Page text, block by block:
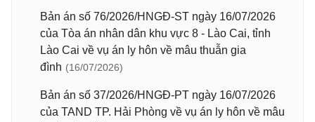
Bản án số 76/2026/HNGĐ-ST ngày 16/07/2026
của Tòa án nhân dân khu vực 8 - Lào Cai, tỉnh
Lào Cai về vụ án ly hôn về mâu thuẫn gia
đình (16/07/2026)
Bản án số 37/2026/HNGĐ-PT ngày 16/07/2026
của TAND TP. Hải Phòng về vụ án ly hôn về mâu